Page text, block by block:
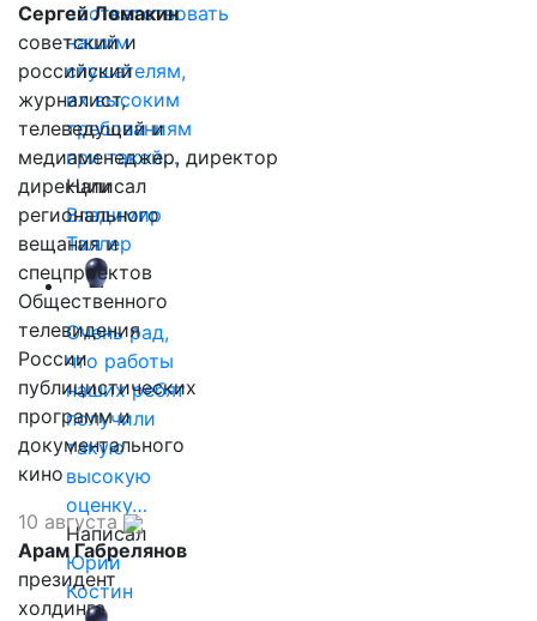
соответствовать
нашим
слушателям,
их высоким
требованиям
при такой…
Написал
Владимир
Таллер
Очень рад,
что работы
наших ребят
получили
такую
высокую
оценку…
Написал
Юрий
Костин
Сергей Ломакин
советский и
российский
журналист,
телеведущий и
медиаменеджер, директор
дирекции
регионального
вещания и
спецпроектов
Общественного
телевидения
России
публицистических
программ и
документального
кино
10 августа
Арам Габрелянов
президент
холдинга